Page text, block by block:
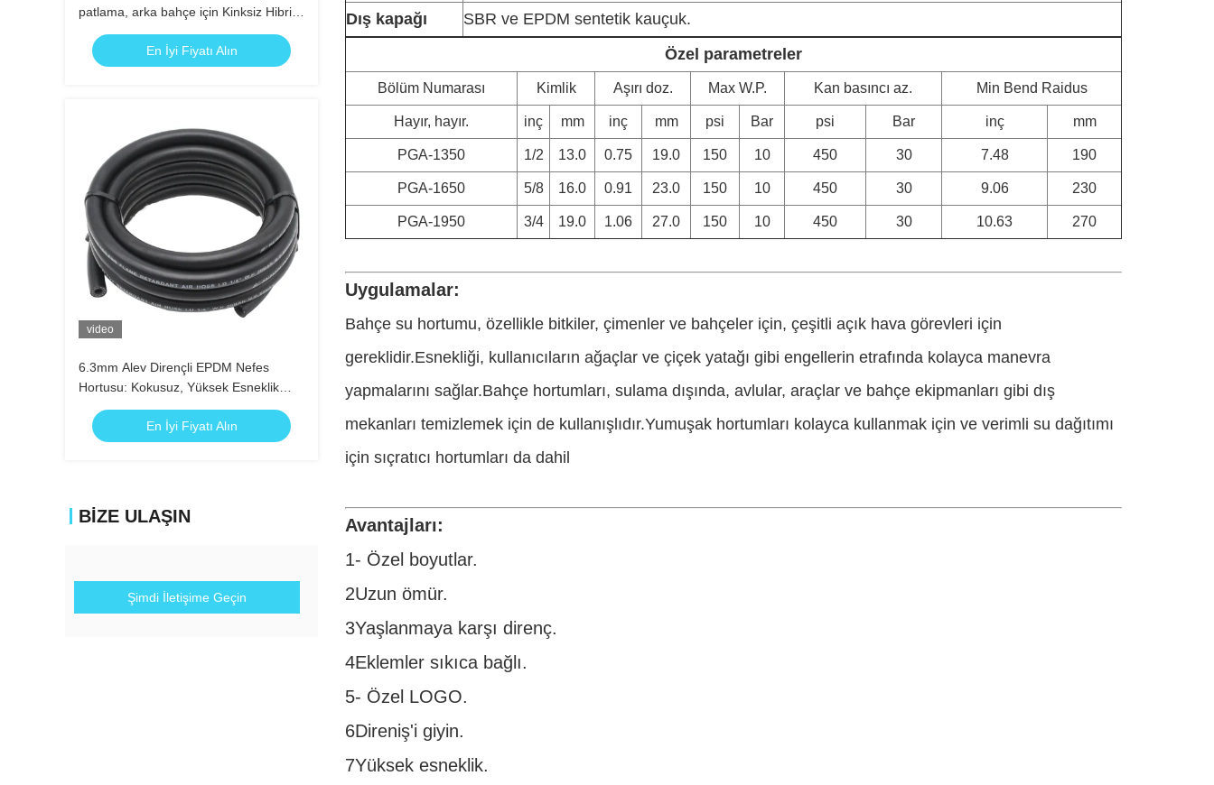
patlama, arka bahçe için Kinksiz Hibrit
Kauçuk Bahçe Hortumu
En İyi Fiyatı Alın
video
6.3mm Alev Dirençli EPDM Nefes
Hortusu: Kokusuz, Yüksek Esneklik
Derecesi UL94-V0
En İyi Fiyatı Alın
BIZE ULAŞIN
Şimdi İletişime Geçin
Dış kapağı
SBR ve EPDM sentetik kauçuk.
Özel parametreler
Bölüm Numarası Kimlik Aşırı doz. Max W.P. Kan basıncı az. Min Bend Raidus
Hayır, hayır. inç mm inç mm psi Bar psi Bar inç mm
PGA-1350 1/2 13.0 0.75 19.0 150 10 450 30 7.48 190
PGA-1650 5/8 16.0 0.91 23.0 150 10 450 30 9.06 230
PGA-1950 3/4 19.0 1.06 27.0 150 10 450 30 10.63 270
Uygulamalar:
Bahçe su hortumu, özellikle bitkiler, çimenler ve bahçeler için, çeşitli açık hava görevleri için
gereklidir.Esnekliği, kullanıcıların ağaçlar ve çiçek yatağı gibi engellerin etrafında kolayca manevra
yapmalarını sağlar.Bahçe hortumları, sulama dışında, avlular, araçlar ve bahçe ekipmanları gibi dış
mekanları temizlemek için de kullanışlıdır.Yumuşak hortumları kolayca kullanmak için ve verimli su dağıtımı
için sıçratıcı hortumları da dahil
Avantajları:
1- Özel boyutlar.
2Uzun ömür.
3Yaşlanmaya karşı direnç.
4Eklemler sıkıca bağlı.
5- Özel LOGO.
6Direniş'i giyin.
7Yüksek esneklik.